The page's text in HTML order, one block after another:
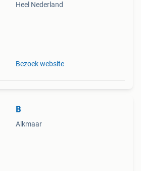
Heel Nederland
Bezoek website
B
Alkmaar